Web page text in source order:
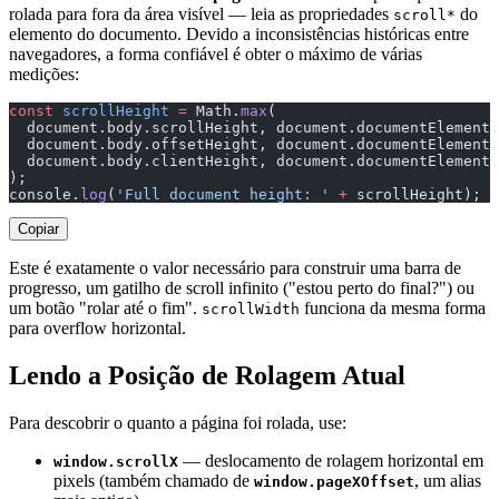
rolada para fora da área visível — leia as propriedades scroll* do
elemento do documento. Devido a inconsistências históricas entre
navegadores, a forma confiável é obter o máximo de várias
medições:
const scrollHeight = Math. max (
document.body.scrollHeight,
document.body.offsetHeight,
document.body.clientHeight,
);
console. log ( 'Full document height: ' + scrollHeight);
Copiar
Este é exatamente o valor necessário para construir uma barra de
progresso, um gatilho de scroll infinito ("estou perto do final?") ou
um botão "rolar até o fim". scrollWidth funciona da mesma forma
para overflow horizontal.
Lendo a Posição de Rolagem Atual
Para descobrir o quanto a página foi rolada, use:
window.scrollX — deslocamento de rolagem horizontal em
pixels (também chamado de window.pageXOffset, um alias